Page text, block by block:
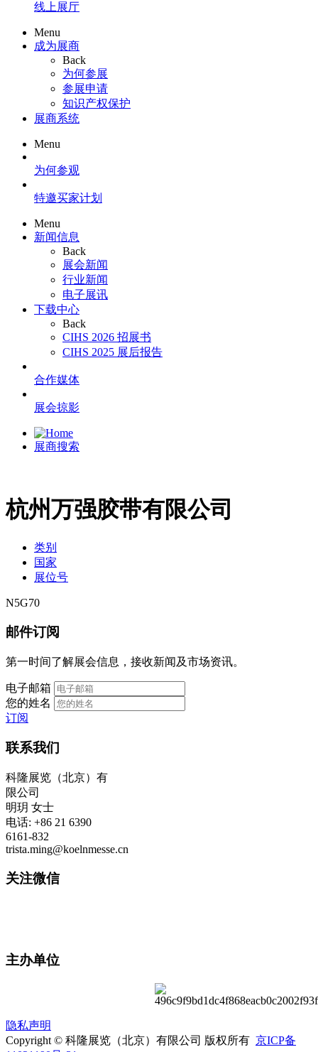
线上展厅
Menu
成为展商
Back
为何参展
参展申请
知识产权保护
展商系统
Menu
为何参观
特邀买家计划
Menu
新闻信息
Back
展会新闻
行业新闻
电子展讯
下载中心
Back
CIHS 2026 招展书
CIHS 2025 展后报告
合作媒体
展会掠影
展商搜索
杭州万强胶带有限公司
类别
国家
展位号
N5G70
邮件订阅
第一时间了解展会信息，接收新闻及市场资讯。
电子邮箱
您的姓名
订阅
联系我们
科隆展览（北京）有
限公司
明玥 女士
电话: +86 21 6390
6161-832
trista.ming@koelnmesse.cn
关注微信
主办单位
隐私声明
Copyright © 科隆展览（北京）有限公司 版权所有 京ICP备